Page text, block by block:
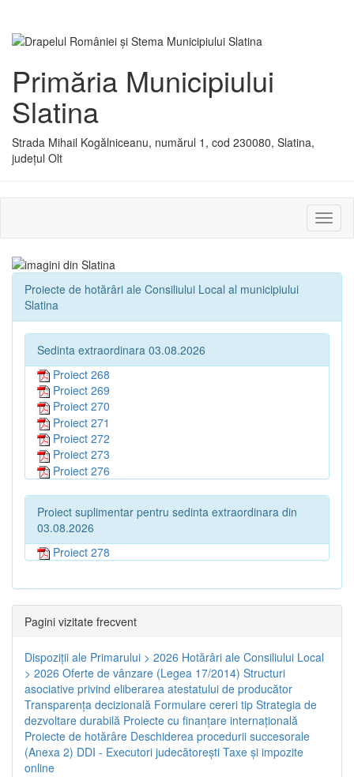
Primăria Municipiului
Slatina
Strada Mihail Kogălniceanu, numărul 1, cod 230080, Slatina,
județul Olt
sau
Proiecte de hotărâri ale Consiliului Local al municipiului
Slatina
Sedinta extraordinara 03.08.2026
Proiect 268
Proiect 269
Proiect 270
Proiect 271
Proiect 272
Proiect 273
Proiect 276
Proiect suplimentar pentru sedinta extraordinara din
03.08.2026
Proiect 278
Pagini vizitate frecvent
Dispoziţii ale Primarului > 2026 Hotărâri ale Consiliului Local
> 2026 Oferte de vânzare (Legea 17/2014) Structuri
asociative privind eliberarea atestatului de producător
Transparenţa decizională Formulare cereri tip Strategia de
dezvoltare durabilă Proiecte cu finanţare internaţională
Proiecte de hotărâre Deschiderea procedurii succesorale
(Anexa 2) DDI - Executori judecătorești Taxe şi impozite
online